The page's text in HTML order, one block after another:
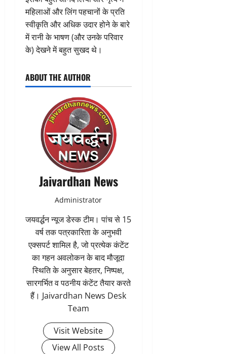
महिलाओं और लिंग पहचानों के प्रति
स्वीकृति और अधिक उदार होने के बारे
में रानी के भाषण (और उनके परिवार
के) देखने में बहुत सुखद थे।
ABOUT THE AUTHOR
Jaivardhan News
Administrator
जयवर्द्धन न्यूज डेस्क टीम। पांच से 15
वर्ष तक पत्रकारिता के अनुभवी
एक्सपर्ट शामिल है, जो प्रत्येक कंटेंट
का गहन अवलोकन के बाद मौजूदा
स्थिति के अनुसार बेहतर, निष्पक्ष,
सारगर्भित व पठनीय कंटेंट तैयार करते
हैं। Jaivardhan News Desk
Team
Visit Website
View All Posts